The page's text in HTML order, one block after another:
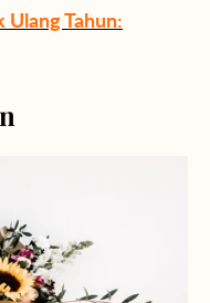
Ulang Tahun: